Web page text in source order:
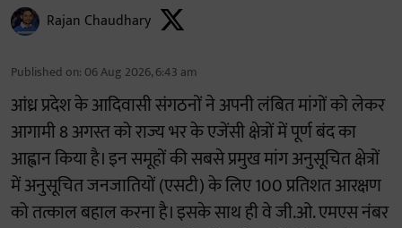
Rajan Chaudhary
Published on: 06 Aug 2026, 6:43 am
आंध्र प्रदेश के आदिवासी संगठनों ने अपनी लंबित मांगों को लेकर
आगामी 8 अगस्त को राज्य भर के एजेंसी क्षेत्रों में पूर्ण बंद का
आह्वान किया है। इन समूहों की सबसे प्रमुख मांग अनुसूचित क्षेत्रों
में अनुसूचित जनजातियों (एसटी) के लिए 100 प्रतिशत आरक्षण
को तत्काल बहाल करना है। इसके साथ ही वे जी.ओ. एमएस नंबर